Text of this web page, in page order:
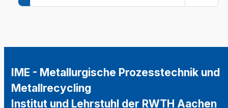
IME - Metallurgische Prozesstechnik und
Metallrecycling
Institut und Lehrstuhl der RWTH Aachen